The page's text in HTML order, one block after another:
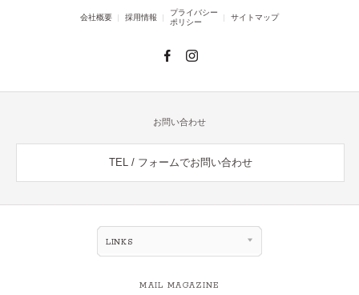
会社概要 採用情報
プライバシー
ポリシー
サイトマップ
お問い合わせ
TEL / フォームでお問い合わせ
LINKS
MAIL MAGAZINE